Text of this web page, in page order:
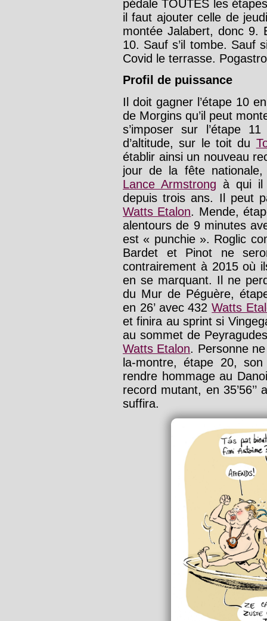
pédale TOUTES les
il faut ajouter celle de
montée Jalabert, donc 9.
10. Sauf s’il tombe. Sauf
Covid le terrasse.
Profil de puissance
Il doit gagner l’étape 10
de Morgins qu’il peut
s’imposer sur l’étape
d’altitude, sur le toit du
établir ainsi un nouveau
jour de la fête nationale,
Lance Armstrong à qui il
depuis trois ans. Il peut
Watts Etalon. Mende,
alentours de 9 minutes
est « punchie ». Roglic
Bardet et Pinot ne
contrairement à 2015 où
en se marquant. Il ne
du Mur de Péguère,
en 26’ avec 432Watts
et finira au sprint si
au sommet de
Watts Etalon. Personne
la-montre, étape 20,
rendre hommage au
record mutant, en 35’56’’
suffira.